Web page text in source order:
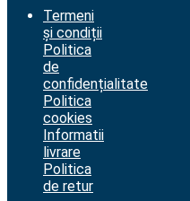
Termeni
și condiții
Politica
de
confidențialitate
Politica
cookies
Informatii
livrare
Politica
de retur